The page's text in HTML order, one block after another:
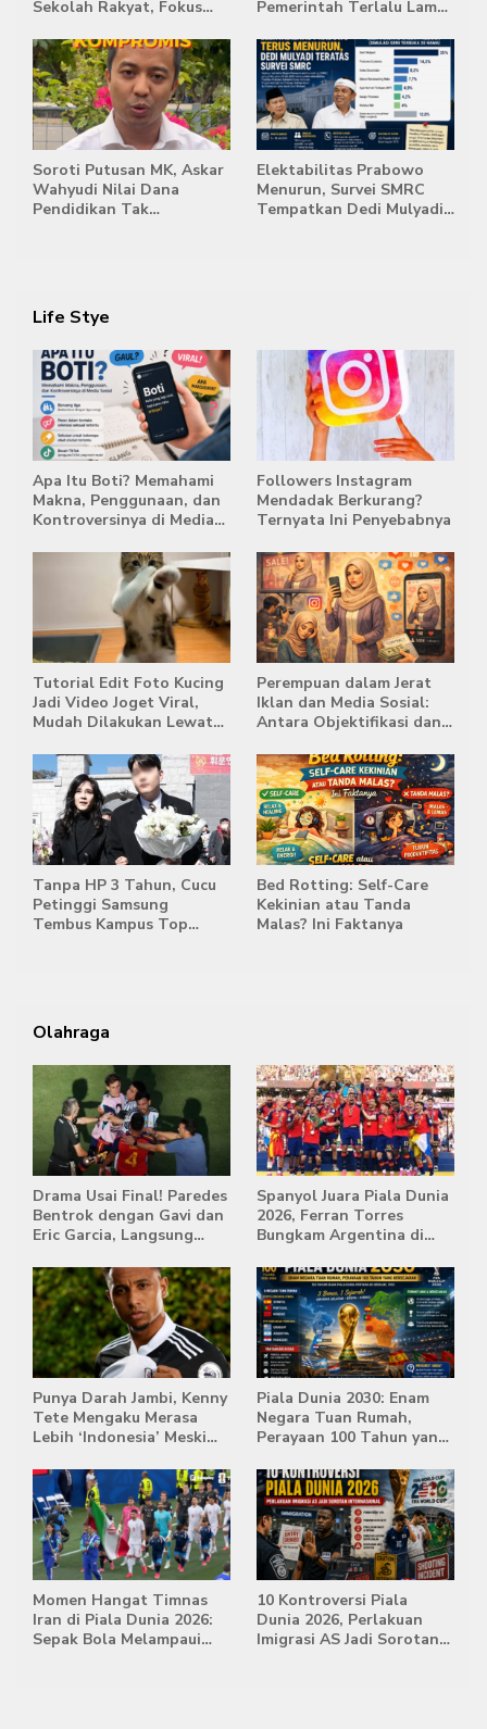
Sekolah Rakyat, Fokus
Kemandirian Siswa
Pemerintah Terlalu Lama
Stockpile Batu Bara Masih
Mengepung Candi Muaro
Jambi
Soroti Putusan MK, Askar
Wahyudi Nilai Dana
Pendidikan Tak
Elektabilitas Prabowo
Menurun, Survei SMRC
Tempatkan Dedi Mulyadi
Life Stye
Apa Itu Boti? Memahami
Makna, Penggunaan, dan
Kontroversinya di Media
Followers Instagram
Mendadak Berkurang?
Ternyata Ini Penyebabnya
Tutorial Edit Foto Kucing
Jadi Video Joget Viral,
Mudah Dilakukan Lewat
Perempuan dalam Jerat
Iklan dan Media Sosial:
Antara Objektifikasi dan
Tanpa HP 3 Tahun, Cucu
Petinggi Samsung
Tembus Kampus Top
Bed Rotting: Self-Care
Kekinian atau Tanda
Malas? Ini Faktanya
Olahraga
Drama Usai Final! Paredes
Bentrok dengan Gavi dan
Eric Garcia, Langsung
Spanyol Juara Piala Dunia
2026, Ferran Torres
Bungkam Argentina di
Punya Darah Jambi, Kenny
Tete Mengaku Merasa
Lebih ‘Indonesia’ Meski
Piala Dunia 2030: Enam
Negara Tuan Rumah,
Perayaan 100 Tahun yang
Momen Hangat Timnas
Iran di Piala Dunia 2026:
Sepak Bola Melampaui
10 Kontroversi Piala
Dunia 2026, Perlakuan
Imigrasi AS Jadi Sorotan